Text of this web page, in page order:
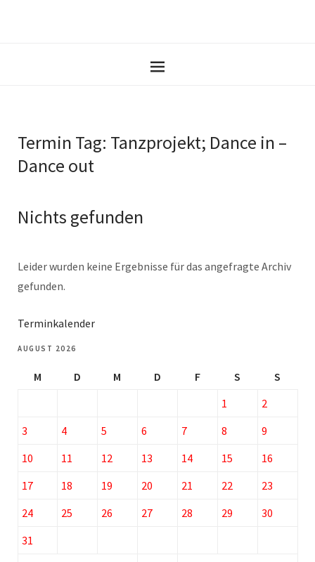
Termin Tag: Tanzprojekt; Dance in –
Dance out
Nichts gefunden
Leider wurden keine Ergebnisse für das angefragte Archiv
gefunden.
Terminkalender
AUGUST 2026
M D M D F S
S
1
2
3
4 5 6 7 8
9
10
11 12 13 14 15
16
17
18 19 20 21 22
23
24
25 26 27 28 29
30
31